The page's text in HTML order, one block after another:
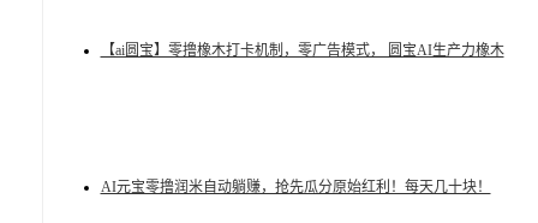
【ai圆宝】零撸橡木打卡机制，零广告模式， 圆宝AI生产力橡木
AI元宝零撸润米自动躺赚，抢先瓜分原始红利！每天几十块！